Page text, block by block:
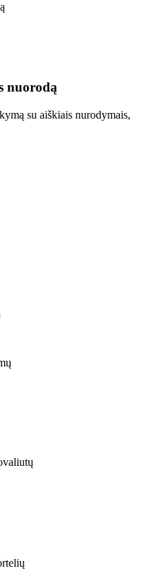
nuorodą
su aiškiais nurodymais,